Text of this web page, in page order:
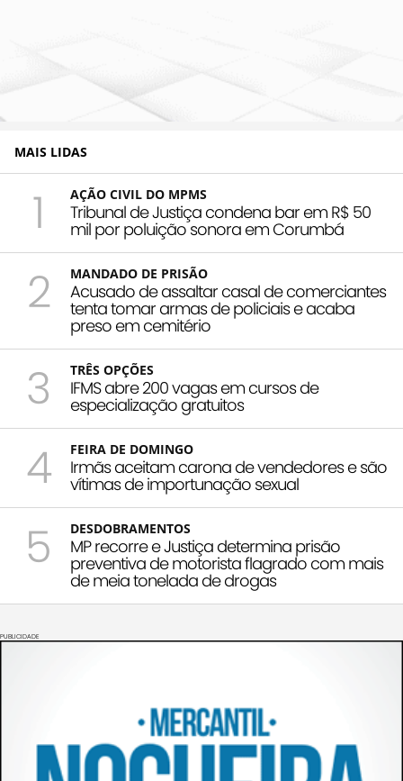
MAIS LIDAS
1 AÇÃO CIVIL DO MPMS
Tribunal de Justiça condena bar em R$ 50
mil por poluição sonora em Corumbá
2 MANDADO DE PRISÃO
Acusado de assaltar casal de comerciantes
tenta tomar armas de policiais e acaba
preso em cemitério
3 TRÊS OPÇÕES
IFMS abre 200 vagas em cursos de
especialização gratuitos
4 FEIRA DE DOMINGO
Irmãs aceitam carona de vendedores e são
vítimas de importunação sexual
5 DESDOBRAMENTOS
MP recorre e Justiça determina prisão
preventiva de motorista flagrado com mais
de meia tonelada de drogas
PUBLICIDADE